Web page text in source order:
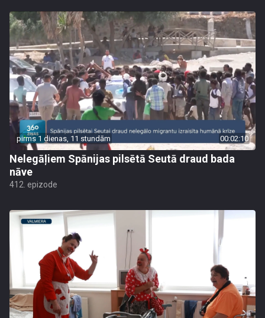
pirms 1 dienas, 11 stundām 00:02:10
Nelegāļiem Spānijas pilsētā Seutā draud bada
nāve
412. epizode